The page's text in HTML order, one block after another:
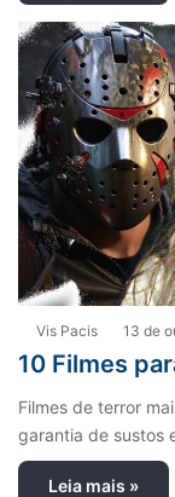
Vis Pacis 13 de
10 Filmes
Filmes de terror
garantia de sustos
Leia mais »